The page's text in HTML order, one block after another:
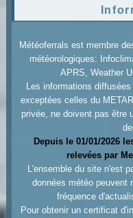
Météoferrals est membre
météorologiques:
APRS, Weather
Les informations
exceptées celles du
privée, ne doivent pas être
Depuis le 01/01/2026
relevées par
L'ensemble du site n'est
données météo peuvent
fréquence
Pour obtenir un certificat